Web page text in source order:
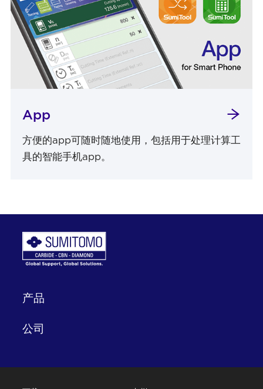
App
方便的app可随时随地使用，包括用于处理计算工
具的智能手机app。
产品
公司